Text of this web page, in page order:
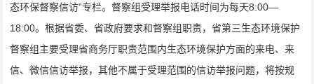
态环保督察信访”专栏。督察组受理举报电话时间为每天8:00—
18:00。根据省委、省政府要求和督察组职责，省第三生态环境保护
督察组主要受理省商务厅职责范围内生态环境保护方面的来电、来
信、微信信访举报，其他不属于受理范围的信访举报问题，将按规